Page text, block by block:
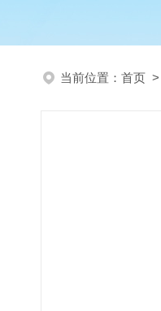
当前位置： 首页 >